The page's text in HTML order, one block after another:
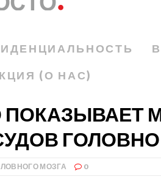
(О НАС)
ПОКАЗЫВАЕТ
МОЗГА 0